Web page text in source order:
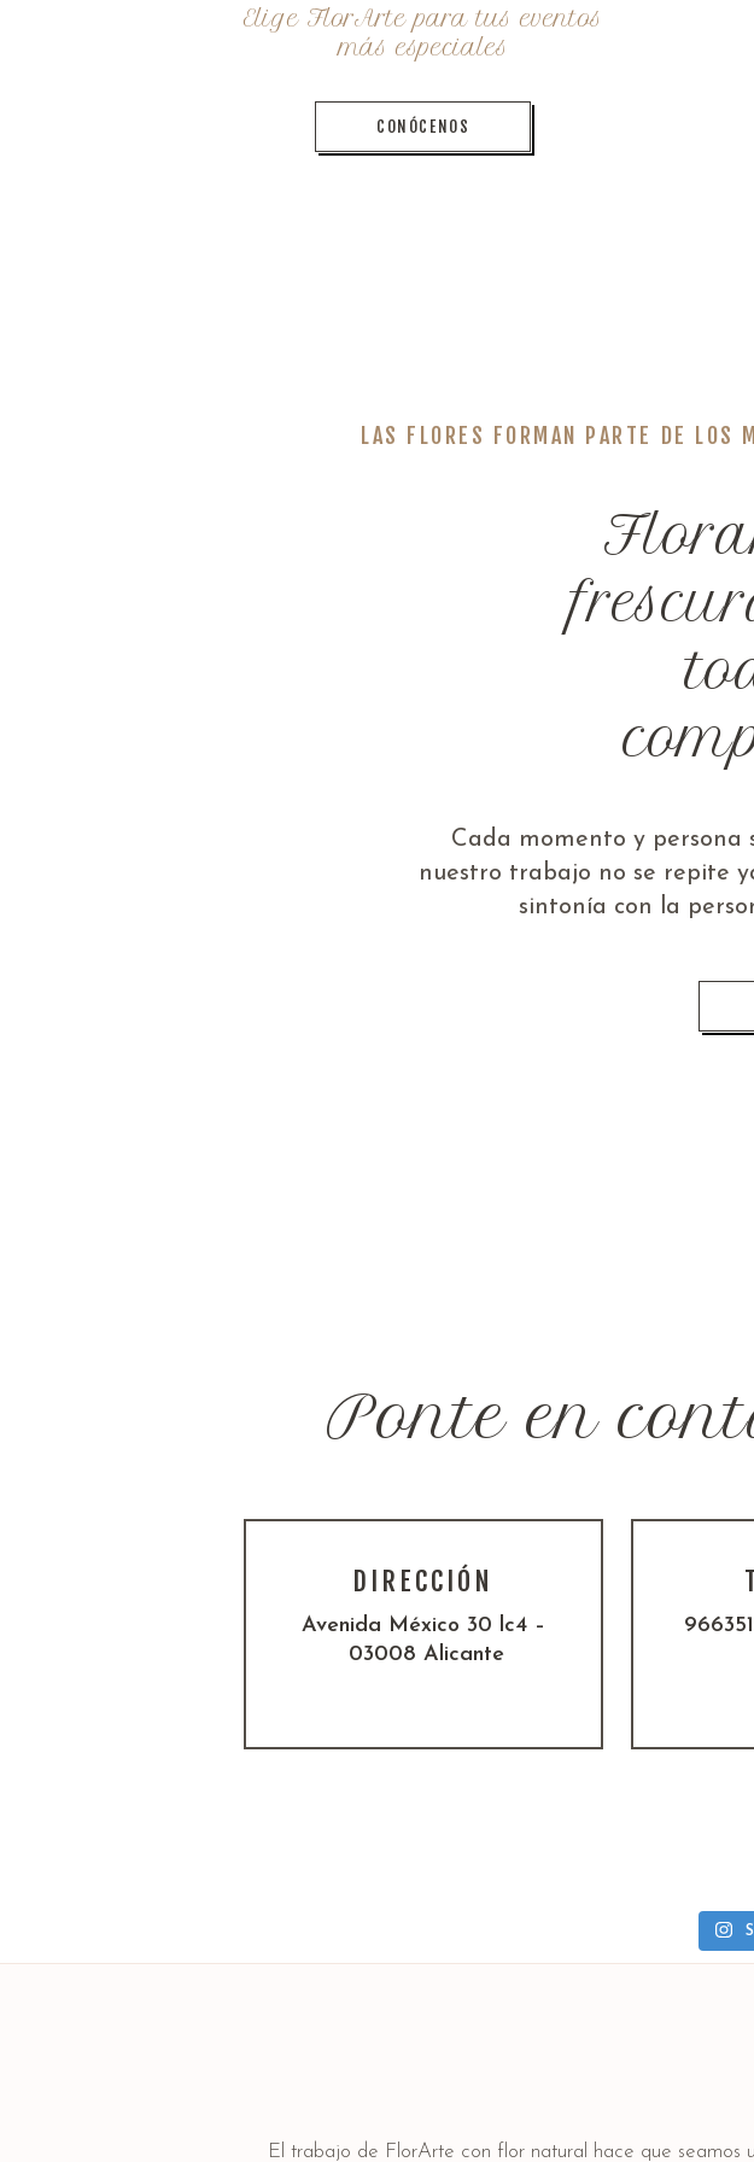
Elige FlorArte para tus eventos
más especiales
CONÓCENOS
LAS FLORES FORMAN PARTE DE LOS
Cada momento y persona
nuestro trabajo no se repite
sintonía con la
Ponte en
DIRECCIÓN
Avenida México 30 lc4 –
03008 Alicante
El trabajo de FlorArte con flor natural hace que seamos